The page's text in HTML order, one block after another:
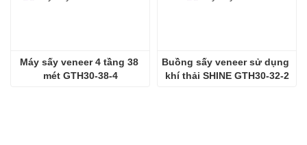
Máy sấy veneer 4 tầng 38
mét GTH30-38-4
Buồng sấy veneer sử dụng
khí thải SHINE GTH30-32-2